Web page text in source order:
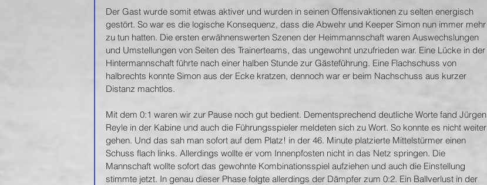
Der Gast wurde somit etwas aktiver und wurden in seinen Offensivaktionen zu selten energisch
gestört. So war es die logische Konsequenz, dass die Abwehr und Keeper Simon nun immer mehr
zu tun hatten. Die ersten erwähnenswerten Szenen der Heimmannschaft waren Auswechslungen
und Umstellungen von Seiten des Trainerteams, das ungewohnt unzufrieden war. Eine Lücke in der
Hintermannschaft führte nach einer halben Stunde zur Gästeführung. Eine Flachschuss von
halbrechts konnte Simon aus der Ecke kratzen, dennoch war er beim Nachschuss aus kurzer
Distanz machtlos.
Mit dem 0:1 waren wir zur Pause noch gut bedient. Dementsprechend deutliche Worte fand Jürgen
Reyle in der Kabine und auch die Führungsspieler meldeten sich zu Wort. So konnte es nicht weiter
gehen. Und das sah man sofort auf dem Platz! in der 46. Minute platzierte Mittelstürmer einen
Schuss flach links. Allerdings wollte er vom Innenpfosten nicht in das Netz springen. Die
Mannschaft wollte sofort das gewohnte Kombinationsspiel aufziehen und auch die Einstellung
stimmte jetzt. In genau dieser Phase folgte allerdings der Dämpfer zum 0:2. Ein Ballverlust in der